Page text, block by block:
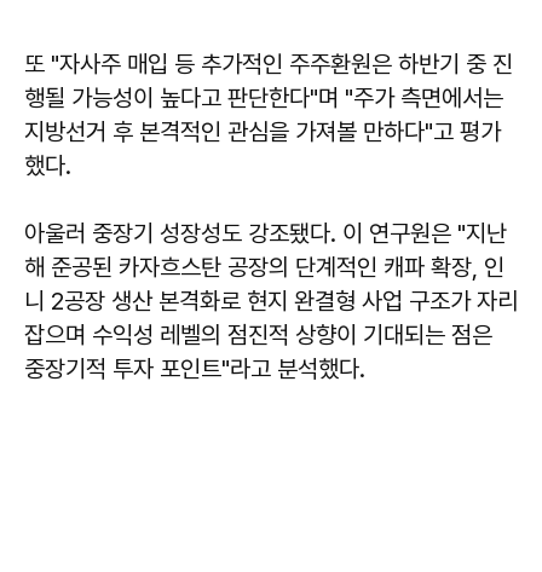
또 "자사주 매입 등 추가적인 주주환원은 하반기 중 진
행될 가능성이 높다고 판단한다"며 "주가 측면에서는
지방선거 후 본격적인 관심을 가져볼 만하다"고 평가
했다.
아울러 중장기 성장성도 강조됐다. 이 연구원은 "지난
해 준공된 카자흐스탄 공장의 단계적인 캐파 확장, 인
니 2공장 생산 본격화로 현지 완결형 사업 구조가 자리
잡으며 수익성 레벨의 점진적 상향이 기대되는 점은
중장기적 투자 포인트"라고 분석했다.